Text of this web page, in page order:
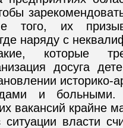
того, их
наряду с
которые
досуга
историко-
и
вакансий крайне
власти